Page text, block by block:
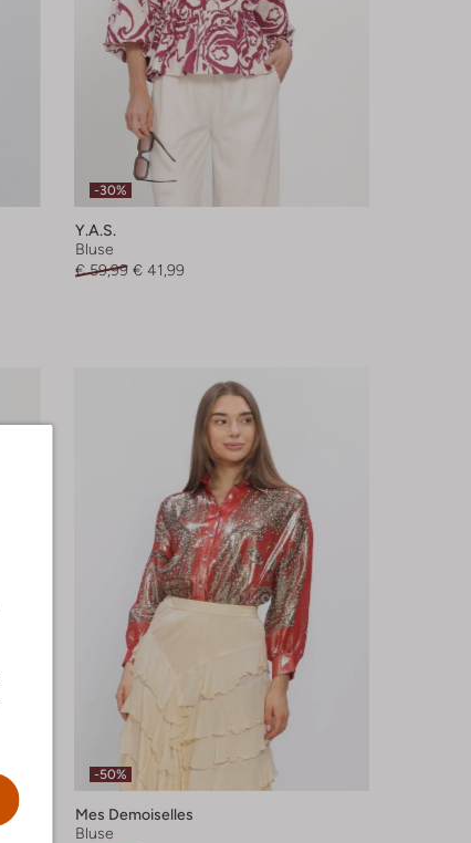
-30%
Y.a.s.
Bluse
€ 59,99 € 41,99
-50%
Mes Demoiselles
Bluse